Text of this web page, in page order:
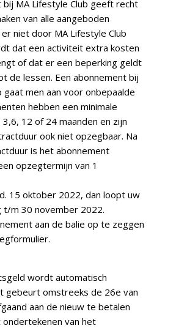
bij MA Lifestyle Club geeft recht
van alle aangeboden
niet door MA Lifestyle Club
dat een activiteit extra kosten
of dat er een beperking geldt
de lessen. Een abonnement bij
gaat men aan voor onbepaalde
hebben een minimale
12 of 24 maanden en zijn
ook niet opzegbaar. Na
is het abonnement
opzegtermijn van 1
15 oktober 2022, dan loopt uw
t/m 30 november 2022.
aan de balie op te zeggen
wordt automatisch
gebeurt omstreeks de 26e van
aan de nieuw te betalen
van het